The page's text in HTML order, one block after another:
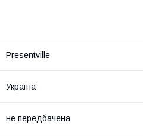
Presentville
Україна
не передбачена